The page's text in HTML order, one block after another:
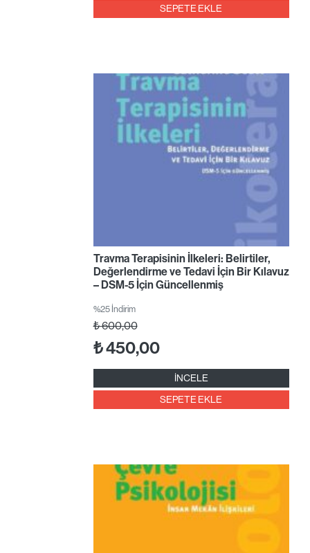
SEPETE EKLE
Travma Terapisinin İlkeleri: Belirtiler,
Değerlendirme ve Tedavi İçin Bir Kılavuz
– DSM-5 İçin Güncellenmiş
%25 İndirim
₺600,00
₺450,00
İNCELE
SEPETE EKLE